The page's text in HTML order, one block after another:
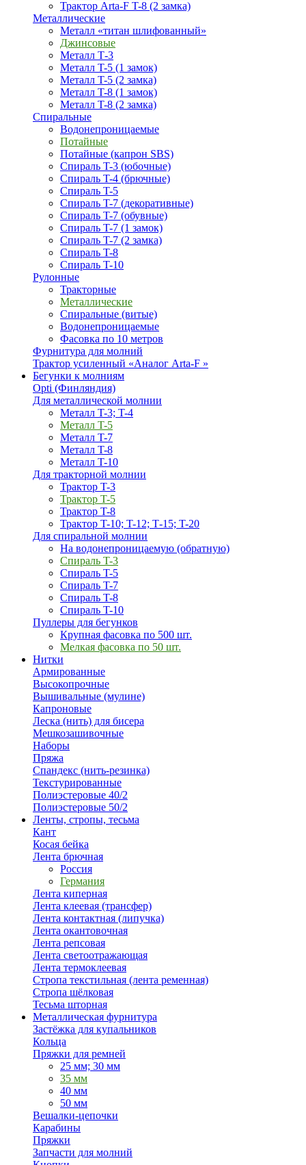
Трактор Arta-F T-8 (2 замка)
Металлические
Металл «титан шлифованный»
Джинсовые
Металл Т-3
Металл T-5 (1 замок)
Металл T-5 (2 замка)
Металл T-8 (1 замок)
Металл T-8 (2 замка)
Спиральные
Водонепроницаемые
Потайные
Потайные (капрон SBS)
Спираль T-3 (юбочные)
Спираль T-4 (брючные)
Спираль T-5
Спираль T-7 (декоративные)
Спираль T-7 (обувные)
Спираль T-7 (1 замок)
Спираль T-7 (2 замка)
Спираль T-8
Спираль T-10
Рулонные
Тракторные
Металлические
Спиральные (витые)
Водонепроницаемые
Фасовка по 10 метров
Фурнитура для молний
Трактор усиленный «Аналог Arta-F »
Бегунки к молниям
Opti (Финляндия)
Для металлической молнии
Металл T-3; T-4
Металл T-5
Металл T-7
Металл T-8
Металл T-10
Для тракторной молнии
Трактор T-3
Трактор T-5
Трактор T-8
Трактор T-10; T-12; Т-15; T-20
Для спиральной молнии
На водонепроницаемую (обратную)
Спираль T-3
Спираль T-5
Спираль T-7
Спираль T-8
Спираль T-10
Пуллеры для бегунков
Крупная фасовка по 500 шт.
Мелкая фасовка по 50 шт.
Нитки
Армированные
Высокопрочные
Вышивальные (мулине)
Капроновые
Леска (нить) для бисера
Мешкозашивочные
Наборы
Пряжа
Спандекс (нить-резинка)
Текстурированные
Полиэстеровые 40/2
Полиэстеровые 50/2
Ленты, стропы, тесьма
Кант
Косая бейка
Лента брючная
Россия
Германия
Лента киперная
Лента клеевая (трансфер)
Лента контактная (липучка)
Лента окантовочная
Лента репсовая
Лента светоотражающая
Лента термоклеевая
Стропа текстильная (лента ременная)
Стропа шёлковая
Тесьма шторная
Металлическая фурнитура
Застёжка для купальников
Кольца
Пряжки для ремней
25 мм; 30 мм
35 мм
40 мм
50 мм
Вешалки-цепочки
Карабины
Пряжки
Запчасти для молний